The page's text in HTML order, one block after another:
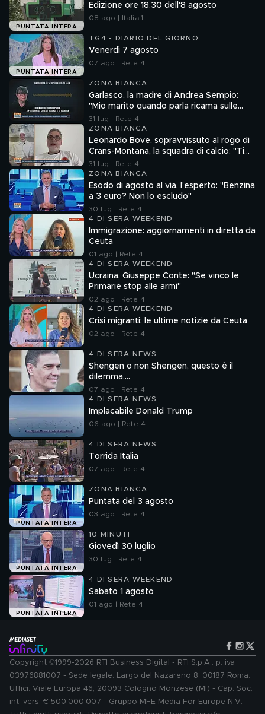
PUNTATA INTERA
Edizione ore 18.30 dell'8 agosto
08 ago | Italia 1
PUNTATA INTERA
TG4 - DIARIO DEL GIORNO
Venerdì 7 agosto
07 ago | Rete 4
ZONA BIANCA
Garlasco, la madre di Andrea Sempio:
"Mio marito quando parla ricama sulle
cose"
31 lug | Rete 4
ZONA BIANCA
Leonardo Bove, sopravvissuto al rogo di
Crans-Montana, la squadra di calcio: "Ti
aspettiamo"
31 lug | Rete 4
ZONA BIANCA
Esodo di agosto al via, l'esperto: "Benzina
a 3 euro? Non lo escludo"
30 lug | Rete 4
4 DI SERA WEEKEND
Immigrazione: aggiornamenti in diretta da
Ceuta
01 ago | Rete 4
4 DI SERA WEEKEND
Ucraina, Giuseppe Conte: "Se vinco le
Primarie stop alle armi"
02 ago | Rete 4
4 DI SERA WEEKEND
Crisi migranti: le ultime notizie da Ceuta
02 ago | Rete 4
4 DI SERA NEWS
Shengen o non Shengen, questo è il
dilemma....
07 ago | Rete 4
4 DI SERA NEWS
Implacabile Donald Trump
06 ago | Rete 4
4 DI SERA NEWS
Torrida Italia
07 ago | Rete 4
PUNTATA INTERA
ZONA BIANCA
Puntata del 3 agosto
03 ago | Rete 4
PUNTATA INTERA
10 MINUTI
Giovedì 30 luglio
30 lug | Rete 4
PUNTATA INTERA
4 DI SERA WEEKEND
Sabato 1 agosto
01 ago | Rete 4
Copyright ©1999-2026 RTI Business Digital - RTI S.p.A.: p. iva
03976881007 - Sede legale: Largo del Nazareno 8, 00187 Roma.
Uffici: Viale Europa 46, 20093 Cologno Monzese (MI) - Cap. Soc.
int. vers. € 500.000.007 - Gruppo MFE Media For Europe N.V. -